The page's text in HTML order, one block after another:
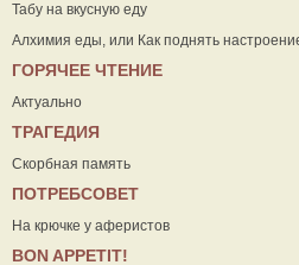
Табу на вкусную еду
Алхимия еды, или Как поднять
ГОРЯЧЕЕ ЧТЕНИЕ
Актуально
ТРАГЕДИЯ
Скорбная память
ПОТРЕБСОВЕТ
На крючке у аферистов
ВON APPETIT!